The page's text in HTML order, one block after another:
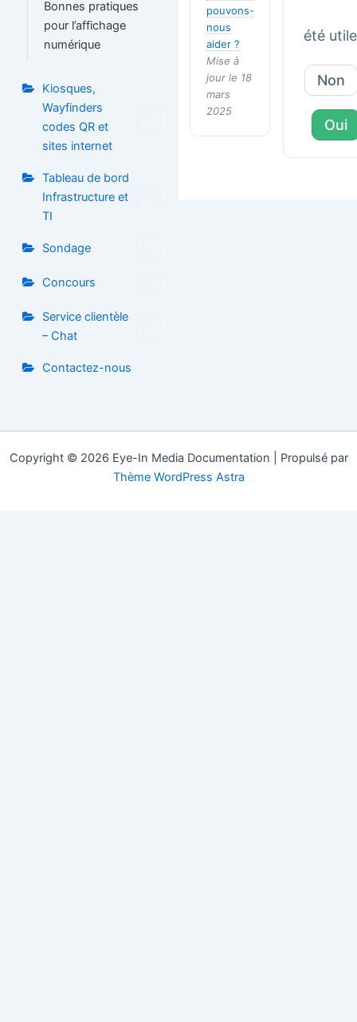
Bonnes pratiques
pour l’affichage
numérique
Kiosques,
Wayfinders
codes QR et
sites internet
Tableau de bord
Infrastructure et
TI
Sondage
Concours
Service clientèle
– Chat
Contactez-nous
pouvons-
nous
aider ?
Mise à
jour le 18
mars
2025
été
Non
Oui
Copyright © 2026 Eye-In Media Documentation | Propulsé par
Thème WordPress Astra